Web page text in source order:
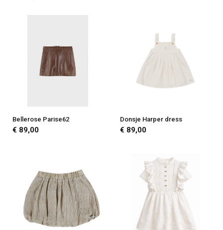
Bellerose Parise62
€ 89,00
Donsje Harper dress
€ 89,00